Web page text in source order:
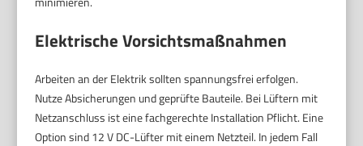
Elektrische Vorsichtsmaßnahmen
Arbeiten an der Elektrik sollten spannungsfrei erfolgen.
Nutze Absicherungen und geprüfte Bauteile. Bei Lüftern mit
Netzanschluss ist eine fachgerechte Installation Pflicht. Eine
Option sind 12 V DC-Lüfter mit einem Netzteil. In jedem Fall